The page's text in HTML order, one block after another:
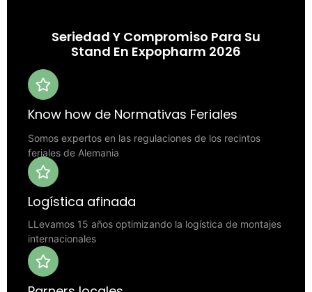
Seriedad Y Compromiso Para Su
Stand En Expopharm 2026
Know how de Normativas Feriales
Somos expertos en las regulaciones de los recintos
feriales de Alemania
Logística afinada
LLevamos 15 años optimizando la logística de montajes
internacionales